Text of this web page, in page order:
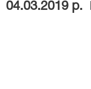
04.03.2019 р.